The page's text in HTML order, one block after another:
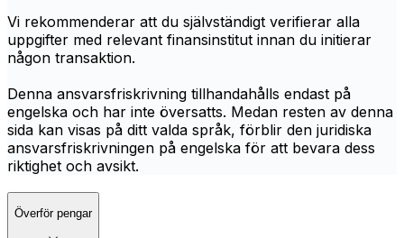
Vi rekommenderar att du självständigt verifierar alla
uppgifter med relevant finansinstitut innan du initierar
någon transaktion.
Denna ansvarsfriskrivning tillhandahålls endast på
engelska och har inte översatts. Medan resten av denna
sida kan visas på ditt valda språk, förblir den juridiska
ansvarsfriskrivningen på engelska för att bevara dess
riktighet och avsikt.
Överför pengar